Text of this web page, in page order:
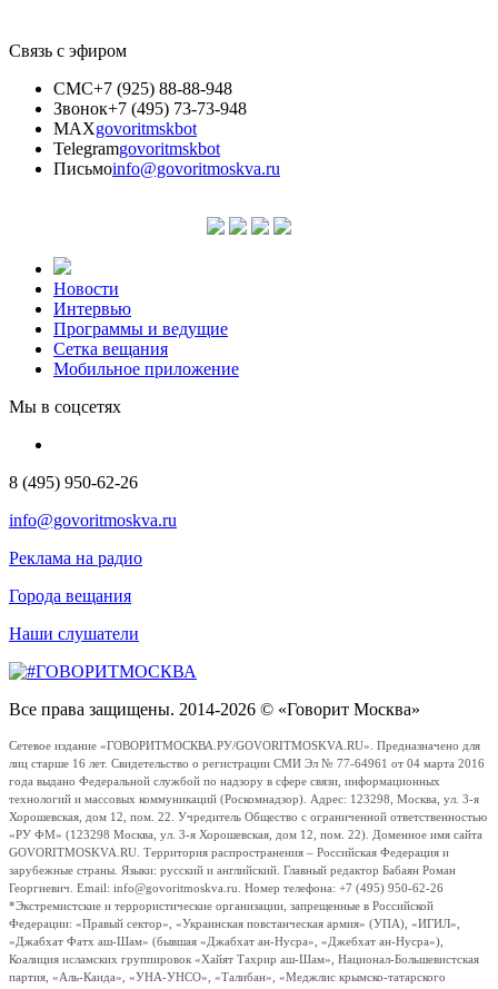
Связь с эфиром
СМС+7 (925) 88-88-948
Звонок+7 (495) 73-73-948
MAXgovoritmskbot
Telegramgovoritmskbot
Письмоinfo@govoritmoskva.ru
Новости
Интервью
Программы и ведущие
Сетка вещания
Мобильное приложение
Мы в соцсетях
8 (495) 950-62-26
info@govoritmoskva.ru
Реклама на радио
Города вещания
Наши слушатели
Все права защищены. 2014-2026 © «Говорит Москва»
Сетевое издание «ГОВОРИТМОСКВА.РУ/GOVORITMOSKVA.RU». Предназначено для
лиц старше 16 лет. Свидетельство о регистрации СМИ Эл № 77-64961 от 04 марта 2016
года выдано Федеральной службой по надзору в сфере связи, информационных
технологий и массовых коммуникаций (Роскомнадзор). Адрес: 123298, Москва, ул. 3-я
Хорошевская, дом 12, пом. 22. Учредитель Общество с ограниченной ответственностью
«РУ ФМ» (123298 Москва, ул. 3-я Хорошевская, дом 12, пом. 22). Доменное имя сайта
GOVORITMOSKVA.RU. Территория распространения – Российская Федерация и
зарубежные страны. Языки: русский и английский. Главный редактор Бабаян Роман
Георгиевич. Email: info@govoritmoskva.ru. Номер телефона: +7 (495) 950-62-26
*Экстремистские и террористические организации, запрещенные в Российской
Федерации: «Правый сектор», «Украинская повстанческая армия» (УПА), «ИГИЛ»,
«Джабхат Фатх аш-Шам» (бывшая «Джабхат ан-Нусра», «Джебхат ан-Нусра»),
Коалиция исламских группировок «Хайят Тахрир аш-Шам», Национал-Большевистская
партия, «Аль-Каида», «УНА-УНСО», «Талибан», «Меджлис крымско-татарского